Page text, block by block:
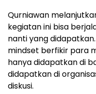
Qurniawan
kegiatan ini bisa
nanti yang
mindset berfikir para
hanya didapatkan di
didapatkan di
diskusi.